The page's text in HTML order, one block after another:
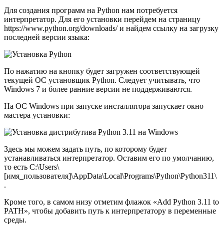
Для создания программ на Python нам потребуется
интерпретатор. Для его установки перейдем на страницу
https://www.python.org/downloads/ и найдем ссылку на загрузку
последней версии языка:
По нажатию на кнопку будет загружен соответствующей
текущей ОС установщик Python. Следует учитывать, что
Windows 7 и более ранние версии не поддерживаются.
На ОС Windows при запуске инсталлятора запускает окно
мастера установки:
Здесь мы можем задать путь, по которому будет
устанавливаться интерпретатор. Оставим его по умолчанию,
то есть C:\Users\
[имя_пользователя]\AppData\Local\Programs\Python\Python311\
.
Кроме того, в самом низу отметим флажок «Add Python 3.11 to
PATH», чтобы добавить путь к интерпретатору в переменные
среды.